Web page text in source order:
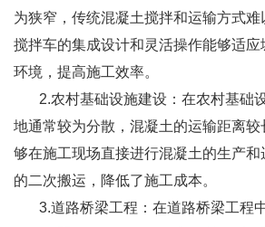
为狭窄，传统混凝土搅拌和运输方式
搅拌车的集成设计和灵活操作能够适
环境，提高施工效率。
2.农村基础设施建设：在农村基础
地通常较为分散，混凝土的运输距离
够在施工现场直接进行混凝土的生产和
的二次搬运，降低了施工成本。
3.道路桥梁工程：在道路桥梁工程